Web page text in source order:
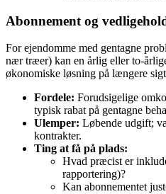
Abonnement og
For ejendomme med gentagne
nær træer) kan en årlig eller
økonomiske løsning på længere
Fordele: Forudsigelige
typisk rabat på gentagne
Ulemper: Løbende udgift;
kontrakter.
Ting at få på plads:
Hvad præcist er
rapportering)?
Kan abonnementet